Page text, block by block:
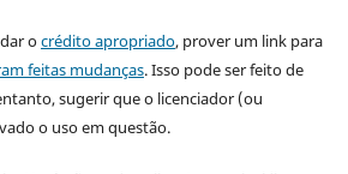
ocrédito apropriado, prover um link para
feitas mudanças. Isso pode ser feito de
sugerir que o licenciador (ou
o uso em questão.